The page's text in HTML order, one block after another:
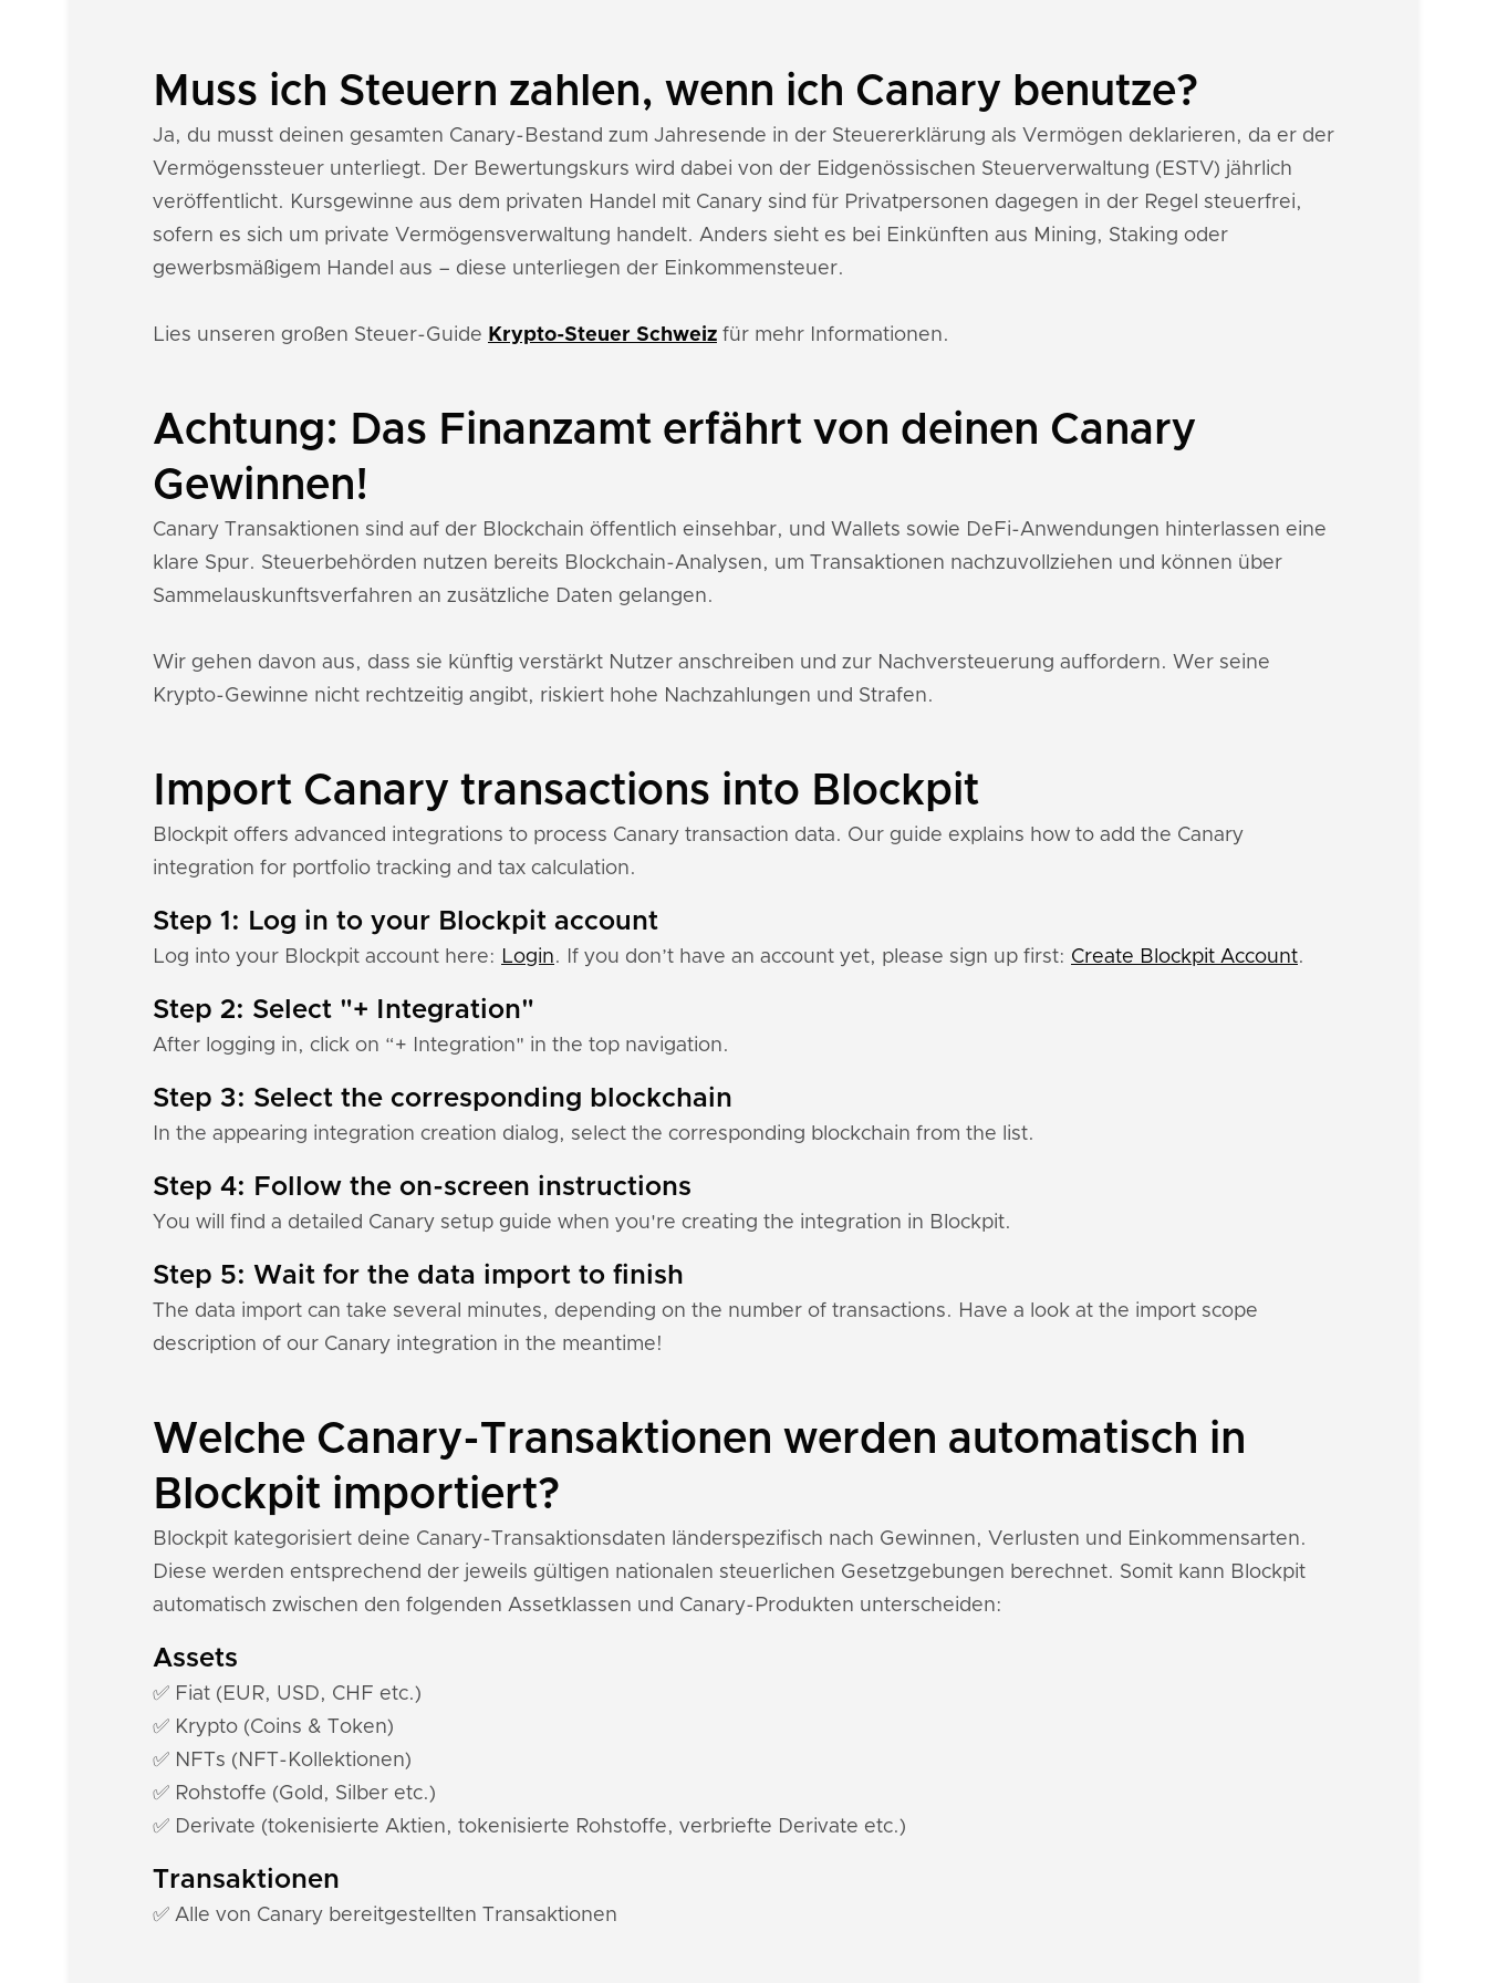
Muss ich Steuern zahlen, wenn ich Canary benutze?
Ja, du musst deinen gesamten Canary-Bestand zum Jahresende in der Steuererklärung als Vermögen deklarieren, da er der
Vermögenssteuer unterliegt. Der Bewertungskurs wird dabei von der Eidgenössischen Steuerverwaltung (ESTV) jährlich
veröffentlicht. Kursgewinne aus dem privaten Handel mit Canary sind für Privatpersonen dagegen in der Regel steuerfrei,
sofern es sich um private Vermögensverwaltung handelt. Anders sieht es bei Einkünften aus Mining, Staking oder
gewerbsmäßigem Handel aus – diese unterliegen der Einkommensteuer.
Lies unseren großen Steuer-Guide Krypto-Steuer Schweiz für mehr Informationen.
Achtung: Das Finanzamt erfährt von deinen Canary
Gewinnen!
Canary Transaktionen sind auf der Blockchain öffentlich einsehbar, und Wallets sowie DeFi-Anwendungen hinterlassen eine
klare Spur. Steuerbehörden nutzen bereits Blockchain-Analysen, um Transaktionen nachzuvollziehen und können über
Sammelauskunftsverfahren an zusätzliche Daten gelangen.
Wir gehen davon aus, dass sie künftig verstärkt Nutzer anschreiben und zur Nachversteuerung auffordern. Wer seine
Krypto-Gewinne nicht rechtzeitig angibt, riskiert hohe Nachzahlungen und Strafen.
Import Canary transactions into Blockpit
Blockpit offers advanced integrations to process Canary transaction data. Our guide explains how to add the Canary
integration for portfolio tracking and tax calculation.
Step 1: Log in to your Blockpit account
Log into your Blockpit account here: Login. If you don’t have an account yet, please sign up first: Create Blockpit Account.
Step 2: Select "+ Integration"
After logging in, click on “+ Integration" in the top navigation.
Step 3: Select the corresponding blockchain
In the appearing integration creation dialog, select the corresponding blockchain from the list.
Step 4: Follow the on-screen instructions
You will find a detailed Canary setup guide when you're creating the integration in Blockpit.
Step 5: Wait for the data import to finish
The data import can take several minutes, depending on the number of transactions. Have a look at the import scope
description of our Canary integration in the meantime!
Welche Canary-Transaktionen werden automatisch in
Blockpit importiert?
Blockpit kategorisiert deine Canary-Transaktionsdaten länderspezifisch nach Gewinnen, Verlusten und Einkommensarten.
Diese werden entsprechend der jeweils gültigen nationalen steuerlichen Gesetzgebungen berechnet. Somit kann Blockpit
automatisch zwischen den folgenden Assetklassen und Canary-Produkten unterscheiden:
Assets
✅ Fiat (EUR, USD, CHF etc.)
✅ Krypto (Coins & Token)
✅ NFTs (NFT-Kollektionen)
✅ Rohstoffe (Gold, Silber etc.)
✅ Derivate (tokenisierte Aktien, tokenisierte Rohstoffe, verbriefte Derivate etc.)
Transaktionen
✅ Alle von Canary bereitgestellten Transaktionen